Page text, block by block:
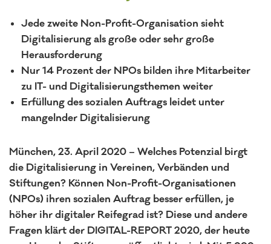
Jede zweite Non-Profit-Organisation sieht
Digitalisierung als große oder sehr große
Herausforderung
Nur 14 Prozent der NPOs bilden ihre Mitarbeiter
zu IT- und Digitalisierungsthemen weiter
Erfüllung des sozialen Auftrags leidet unter
mangelnder Digitalisierung
München, 23. April 2020 – Welches Potenzial birgt
die Digitalisierung in Vereinen, Verbänden und
Stiftungen? Können Non-Profit-Organisationen
(NPOs) ihren sozialen Auftrag besser erfüllen, je
höher ihr digitaler Reifegrad ist? Diese und andere
Fragen klärt der DIGITAL-REPORT 2020, der heute